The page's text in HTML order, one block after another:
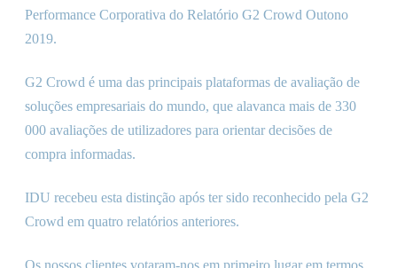
🇵🇹 Demonstrações
Performance Corporativa do Relatório G2 Crowd Outono
2019.
G2 Crowd é uma das principais plataformas de avaliação de
soluções empresariais do mundo, que alavanca mais de 330
000 avaliações de utilizadores para orientar decisões de
compra informadas.
IDU recebeu esta distinção após ter sido reconhecido pela G2
Crowd em quatro relatórios anteriores.
Os nossos clientes votaram-nos em primeiro lugar em termos